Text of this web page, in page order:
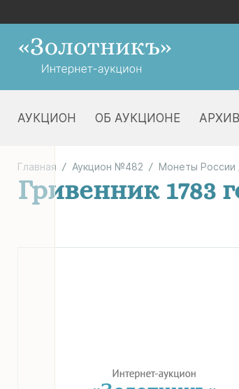
АУКЦИОН ОБ АУКЦИОНЕ
Главная Аукцион №482 Монеты России
Гривенник 1783